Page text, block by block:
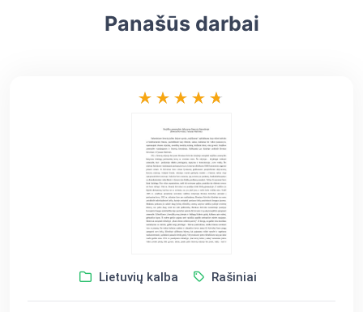
Panašūs darbai
Lietuvių kalba Rašiniai